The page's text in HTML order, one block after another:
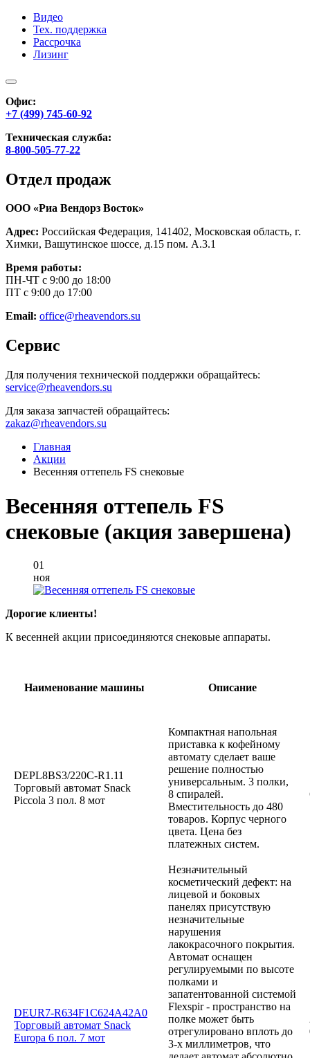
Видео
Тех. поддержка
Рассрочка
Лизинг
Офис:
+7 (499) 745-60-92
Техническая служба:
8-800-505-77-22
Отдел продаж
ООО «Риа Вендорз Восток»
Адрес: Российская Федерация, 141402, Московская область, г.
Химки, Вашутинское шоссе, д.15 пом. А.3.1
Время работы:
ПН-ЧТ с 9:00 до 18:00
ПТ с 9:00 до 17:00
Email: office@rheavendors.su
Сервис
Для получения технической поддержки обращайтесь:
service@rheavendors.su
Для заказа запчастей обращайтесь:
zakaz@rheavendors.su
Главная
Акции
Весенняя оттепель FS снековые
Весенняя оттепель FS
снековые (акция завершена)
01
ноя
Дорогие клиенты!
К весенней акции присоединяются снековые аппараты.
Наименование машины Описание
DEPL8BS3/220C-R1.11
Торговый автомат Snack
Piccola 3 пол. 8 мот
Компактная напольная
приставка к кофейному
автомату сделает ваше
решение полностью
универсальным. 3 полки,
8 спиралей.
Вместительность до 480
товаров. Корпус черного
цвета. Цена без
платежных систем.
DEUR7-R634F1C624A42A0
Торговый автомат Snack
Europa 6 пол. 7 мот
Незначительный
косметический дефект: на
лицевой и боковых
панелях присутствую
незначительные
нарушения
лакокрасочного покрытия.
Автомат оснащен
регулируемыми по высоте
полками и
запатентованной системой
Flexspir - пространство на
полке может быть
отрегулировано вплоть до
3-х миллиметров, что